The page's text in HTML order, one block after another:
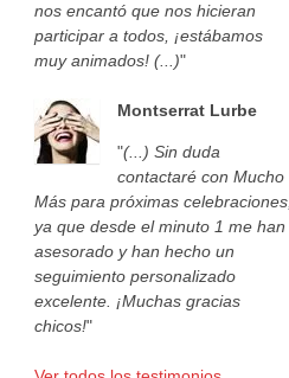
nos encantó que nos hicieran
participar a todos, ¡estábamos
muy animados! (...)"
Montserrat Lurbe
"(...) Sin duda
contactaré con Mucho
Más para próximas celebraciones,
ya que desde el minuto 1 me han
asesorado y han hecho un
seguimiento personalizado
excelente. ¡Muchas gracias
chicos!"